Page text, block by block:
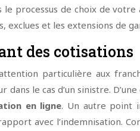
le processus de choix de
exclues et les extensions de
des cotisations
particulière aux
le cas d’un sinistre.
en ligne. Un autre point
avec l’indemnisation.